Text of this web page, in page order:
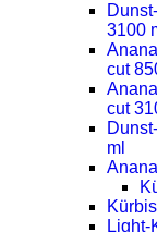
3100
cut
cut
ml
Light-